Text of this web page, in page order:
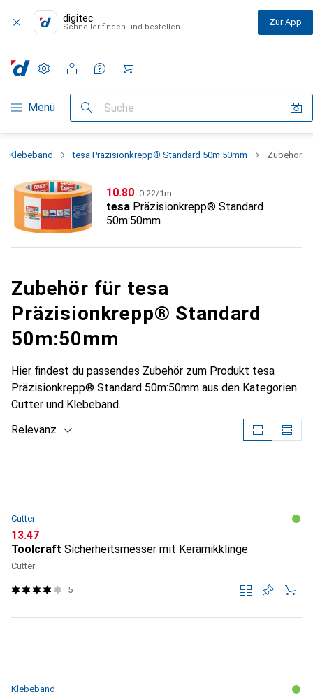
digitec
Schneller finden und bestellen Zur App
Navigation nach Kategorien
Menü Suche
Einstellungen
Kundenkonto
Vergleichslisten
Merklisten
Warenkorb
Klebeband tesa Präzisionkrepp® Standard 50m:50mm Zubehör
CHF
10.80 CHF
0.22/1m
tesa Präzisionkrepp® Standard
50m:50mm
Zubehör für tesa
Präzisionkrepp® Standard
50m:50mm
Hier findest du passendes Zubehör zum Produkt tesa
Präzisionkrepp® Standard 50m:50mm aus den Kategorien
Cutter und Klebeband.
Relevanz
Cutter
CHF
13.47
Toolcraft Sicherheitsmesser mit Keramikklinge
Cutter
5
Klebeband